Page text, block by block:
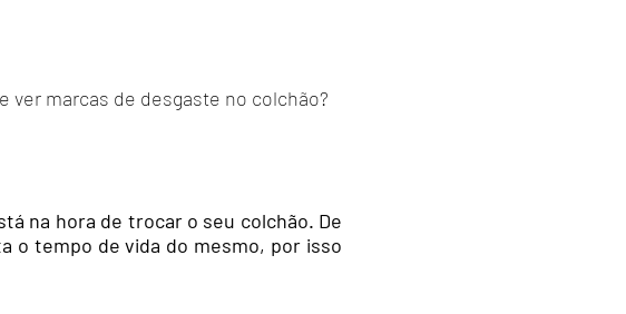
ver marcas de desgaste no colchão?
na hora de trocar o seu colchão. De
o tempo de vida do mesmo, por isso